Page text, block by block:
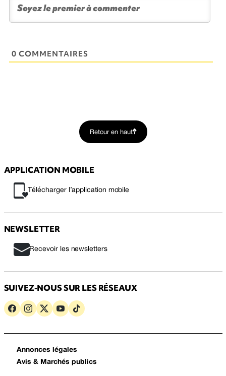
0 COMMENTAIRES
Retour en haut
APPLICATION MOBILE
Télécharger l’application mobile
NEWSLETTER
Recevoir les newsletters
SUIVEZ-NOUS SUR LES RÉSEAUX
Annonces légales
Avis & Marchés publics